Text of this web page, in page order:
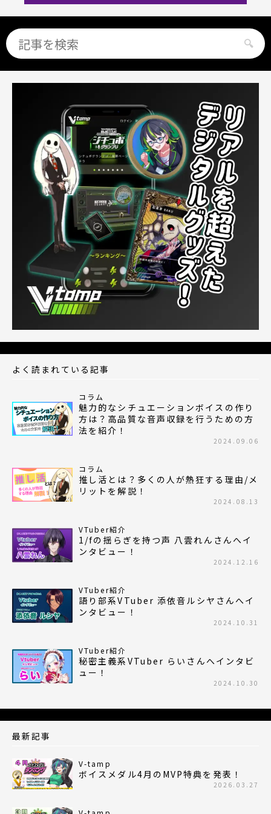
よく読まれている記事
コラム
魅力的なシチュエーションボイスの作り
方は？高品質な音声収録を行うための方
法を紹介！
2024.09.06
コラム
推し活とは？多くの人が熱狂する理由/メ
リットを解説！
2024.08.13
VTuber紹介
1/fの揺らぎを持つ声 八雲れんさんへイ
ンタビュー！
2024.12.16
VTuber紹介
語り部系VTuber 添依音ルシヤさんへイ
ンタビュー！
2024.10.31
VTuber紹介
秘密主義系VTuber らいさんへインタビ
ュー！
2024.10.30
最新記事
V-tamp
ボイスメダル4月のMVP特典を発表！
2026.03.27